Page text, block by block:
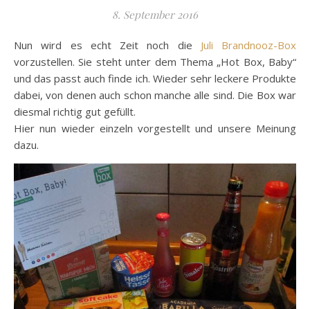
8. September 2016
Nun wird es echt Zeit noch die Juli Brandnooz-Box
vorzustellen. Sie steht unter dem Thema „Hot Box, Baby“
und das passt auch finde ich. Wieder sehr leckere Produkte
dabei, von denen auch schon manche alle sind. Die Box war
diesmal richtig gut gefüllt.
Hier nun wieder einzeln vorgestellt und unsere Meinung
dazu.